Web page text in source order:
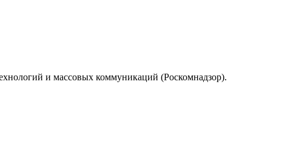
и массовых коммуникаций (Роскомнадзор).